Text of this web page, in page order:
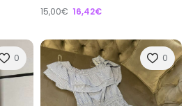
15,00€ 16,42€
0 0